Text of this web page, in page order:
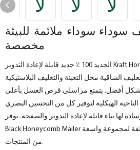
سوداء سوداء ملائمة للبيئة
مخصصة
الجديد 100 ٪ جديد قابلة لإعادة التدوير Kraft Honeycomb Paper Paper. يمكن
الشاقية محل التعبئة والتغليف البلاستيكية
بشكل أفضل. يتمتع مراسلي قرص العسل بأعلى
الهيكلية لتوفير كل من التحسين البصري
لها بناء قابلة لإعادة التدوير والصفحة. يوفر
Black Honeycomb Mailer حماية شحن منخفضة التكلفة لمجموعة واسعة
من المنتجات.